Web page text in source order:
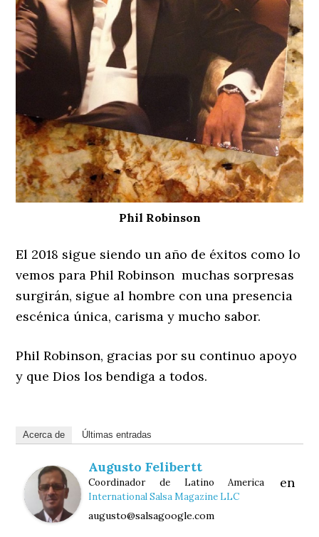
Phil Robinson
El 2018 sigue siendo un año de éxitos como lo
vemos para Phil Robinson muchas sorpresas
surgirán, sigue al hombre con una presencia
escénica única, carisma y mucho sabor.
Phil Robinson, gracias por su continuo apoyo
y que Dios los bendiga a todos.
Acerca de Últimas entradas
Augusto Felibertt
Coordinador de Latino America en
International Salsa Magazine LLC
augusto@salsagoogle.com